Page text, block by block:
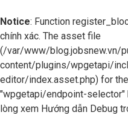
Notice: Function
chính xác. The asset file
(/var/www/blog.jobsnew.vn/
content/plugins/wpgetapi/
editor/index.asset.php) for
"wpgetapi/endpoint-
lòng xem Hướng dẫn Debug